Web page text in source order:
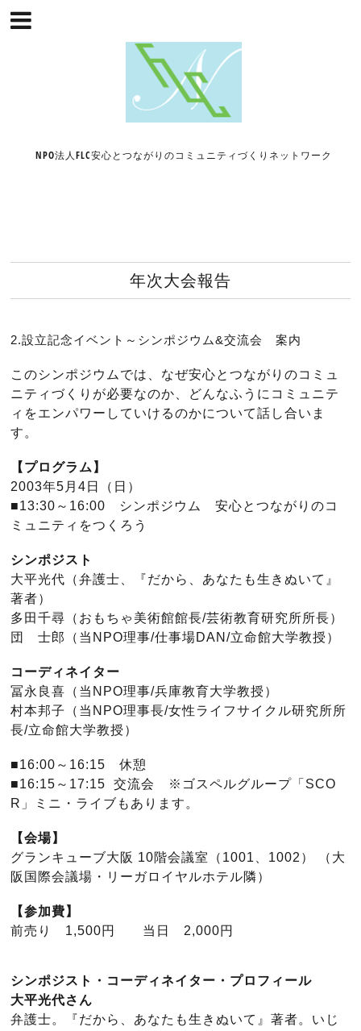
NPO法人FLC安心とつながりのコミュニティづくりネットワーク
年次大会報告
2.設立記念イベント～シンポジウム&交流会 案内
このシンポジウムでは、なぜ安心とつながりのコミュ
ニティづくりが必要なのか、どんなふうにコミュニテ
ィをエンパワーしていけるのかについて話し合いま
す。
【プログラム】
2003年5月4日（日）
■13:30～16:00 シンポジウム 安心とつながりのコ
ミュニティをつくろう
シンポジスト
大平光代（弁護士、『だから、あなたも生きぬいて』
著者）
多田千尋（おもちゃ美術館館長/芸術教育研究所所長）
団 士郎（当NPO理事/仕事場DAN/立命館大学教授）
コーディネイター
冨永良喜（当NPO理事/兵庫教育大学教授）
村本邦子（当NPO理事長/女性ライフサイクル研究所所
長/立命館大学教授）
■16:00～16:15 休憩
■16:15～17:15 交流会 ※ゴスペルグループ「SCO
R」ミニ・ライブもあります。
【会場】
グランキューブ大阪 10階会議室（1001、1002） （大
阪国際会議場・リーガロイヤルホテル隣）
【参加費】
前売り 1,500円 当日 2,000円
シンポジスト・コーディネイター・プロフィール
大平光代さん
弁護士。『だから、あなたも生きぬいて』著者。いじ